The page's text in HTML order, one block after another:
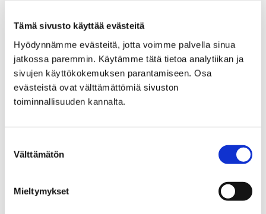
Tämä sivusto käyttää evästeitä
Hyödynnämme evästeitä, jotta voimme palvella sinua
jatkossa paremmin. Käytämme tätä tietoa analytiikan ja
sivujen käyttökokemuksen parantamiseen. Osa
evästeistä ovat välttämättömiä sivuston
toiminnallisuuden kannalta.
valinta
Välttämätön
Mieltymykset
Etusivu Palvelut Tul ja tee 3D-tulostin
3D-tulostin